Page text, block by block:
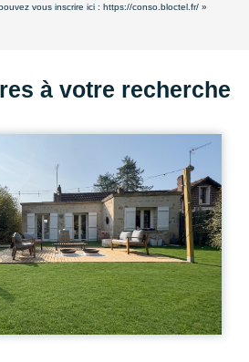
vous inscrire ici : https://conso.bloctel.fr/ »
à votre recherche